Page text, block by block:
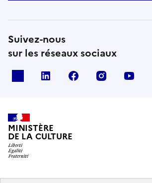
Suivez-nous
sur les réseaux sociaux
linkedin facebook instagram
MINISTÈRE
DE LA CULTURE